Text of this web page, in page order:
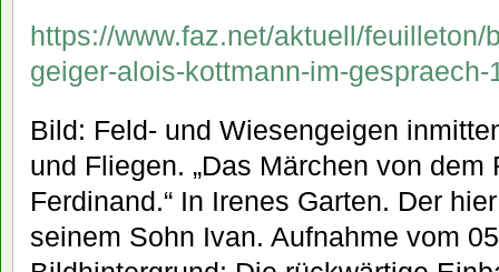
https://www.faz.net/aktuell/feuilleton/
geiger-alois-kottmann-im-
Bild: Feld- und Wiesengeigen
und Fliegen. „Das Märchen von
Ferdinand.“ In Irenes Garten. Der
seinem Sohn Ivan. Aufnahme vom